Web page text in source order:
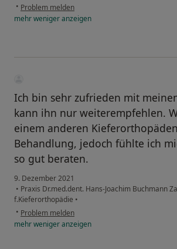
• Problem melden
mehrwenigeranzeigen
Ich bin sehr zufrieden mit
kann ihn nur weiterempfehlen.
einem anderen
Behandlung, jedoch fühlte ich
so gut beraten.
9. Dezember 2021
• Praxis Dr.med.dent. Hans-Joachim Buchmann
f.Kieferorthopädie •
• Problem melden
mehrwenigeranzeigen